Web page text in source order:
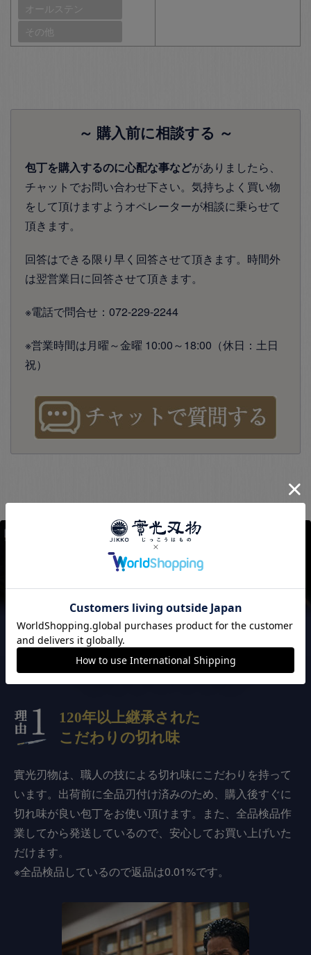
オールステン
その他
～ 購入前に相談する ～
包丁を購入するのに心配な事などがありましたら、
チャットでお問い合わせ下さい。気持ちよく買い物
をして頂けますようオペレーターが相談に乗らせて
頂きます。
回答はできる限り早く回答させて頂きます。時間外
は翌営業日に回答させて頂きます。
※電話で問合せ：072-229-2244
※営業時間は月曜～金曜 10:00～18:00（休日：土日
祝）
實光刃物が
選ばれる3つの理由
120年以上継承された
こだわりの切れ味
實光刃物は、職人の技による切れ味にこだわりを持って
います。出荷前に全品刃付け済みのため、購入後すぐに
切れ味が良い包丁をお使い頂けます。また、全品検品作
業してから発送しているので、安心してお買い上げいた
だけます。
※全品検品しているので返品は0.01%です。